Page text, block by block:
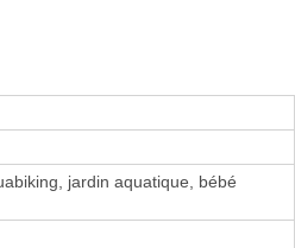
jardin aquatique, bébé